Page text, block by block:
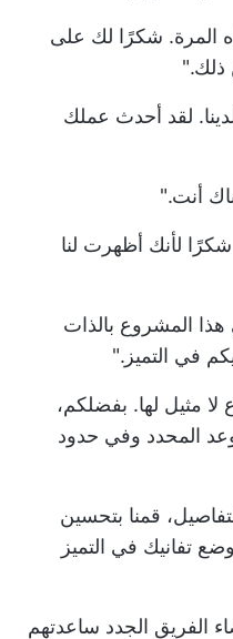
المرة. شكرًا لك على
ذلك."
لقد أحدث عملك
لأنك أظهرت لنا
هذا المشروع بالذات
في التميز."
لا مثيل لها. بفضلكم،
المحدد وفي حدود
قمنا بتحسين
تفانيك في التميز
الفريق الجدد ساعدتهم